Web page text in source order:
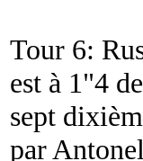
Tour 6:
est à 1"4
sept
par